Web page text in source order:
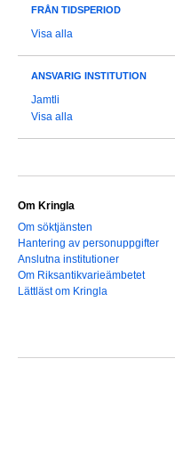
FRÅN TIDSPERIOD
Visa alla
ANSVARIG INSTITUTION
Jamtli
Visa alla
Om Kringla
Om söktjänsten
Hantering av personuppgifter
Anslutna institutioner
Om Riksantikvarieämbetet
Lättläst om Kringla